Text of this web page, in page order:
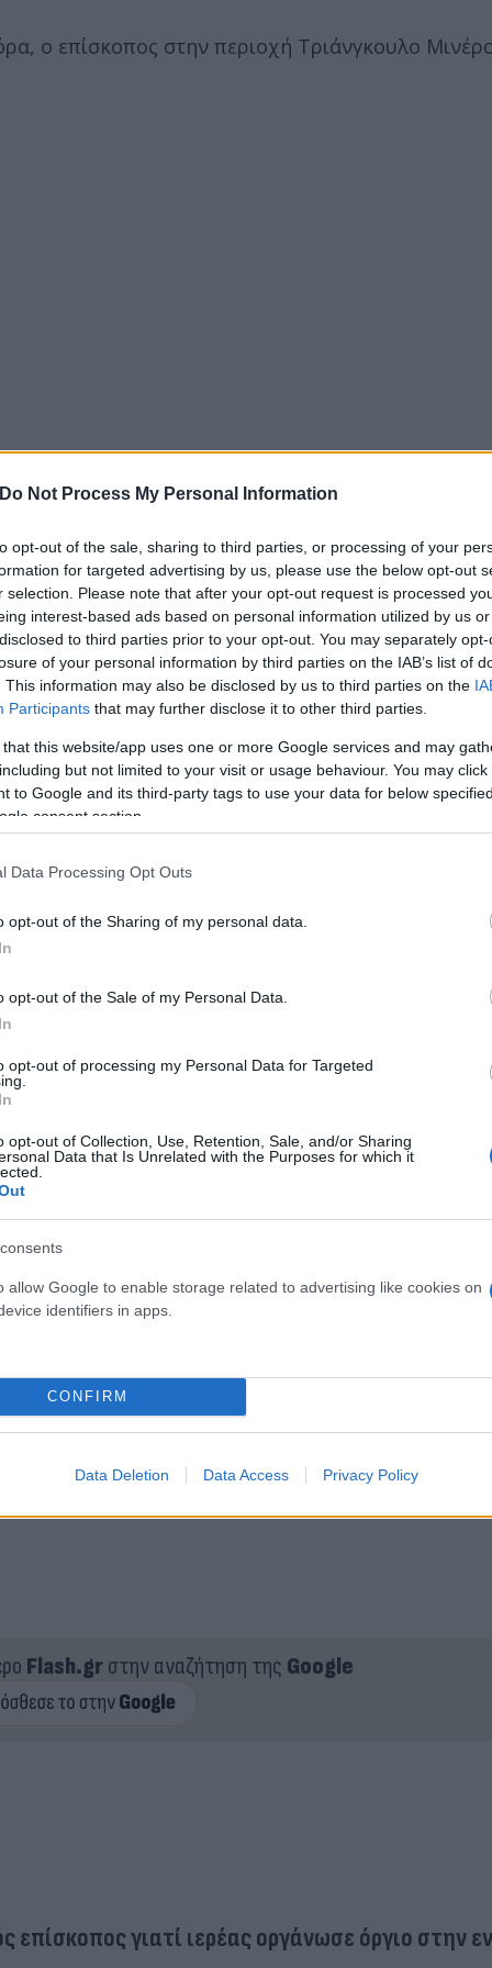
Do Not Process My Personal Information
opt-out of the sale, sharing to third parties, or processing of your
for targeted advertising by us, please use the below opt-out
selection. Please note that after your opt-out request is processed
interest-based ads based on personal information utilized by us
to third parties prior to your opt-out. You may separately
of your personal information by third parties on the IAB’s list of
This information may also be disclosed by us to third parties on the
Participants that may further disclose it to other third parties.
that this website/app uses one or more Google services and may
but not limited to your visit or usage behaviour. You may
to Google and its third-party tags to use your data for below
consent section.
Data Processing Opt Outs
opt-out of the Sharing of my personal data.
opt-out of the Sale of my Personal Data.
opt-out of processing my Personal Data for Targeted
opt-out of Collection, Use, Retention, Sale, and/or Sharing
Data that Is Unrelated with the Purposes for which it
allow Google to enable storage related to advertising like cookies on
identifiers in apps.
CONFIRM
Data Deletion Data Access Privacy Policy
ο επίσκοπος στην περιοχή Τριάνγκουλο
χθες πως ο ιερωμένος συνελήφθη διότι
φυλακή.
Ορτέγα έχουν βάλει στο στόχαστρο θεσμούς
στους οποίους προσάπτει πως συμμετέχουν σε
πάντως ανάμεσα στους πιο αυστηρούς επικριτές
σε αντικυβερνητικές κινητοποιήσεις και φέτος
αρνήθηκε να απελαθεί στις ΗΠΑ, μαζί με
δεν απάντησε αμέσως όταν της ζήτησε σχόλιο το
Βατικανού διακόπηκαν φέτος, αφού ο πάπας
μιλώντας για «ωμή δικτατορία» και
Flash.grστην αναζήτηση της Google
γιατί ιερέας οργάνωσε όργιο στην